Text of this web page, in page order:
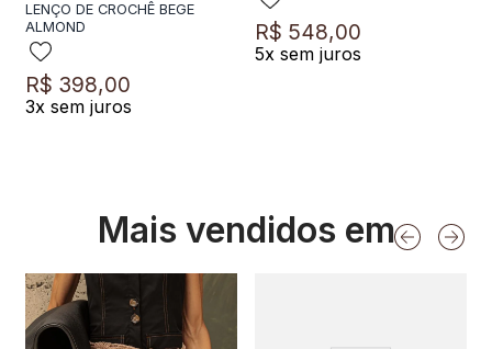
LENÇO DE CROCHÊ BEGE
ALMOND
R$ 398,00
3x sem juros
R$ 548,00
5x sem juros
Mais vendidos em